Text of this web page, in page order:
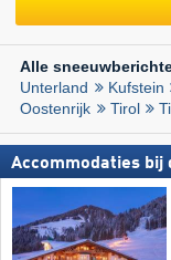
Alle
Unterland
Kufstein
Oostenrijk
Tirol
Accommodaties bij